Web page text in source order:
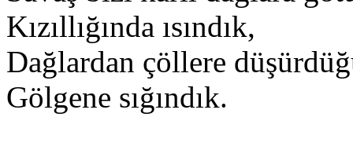
Kızıllığında ısındık,
Dağlardan çöllere
Gölgene sığındık.